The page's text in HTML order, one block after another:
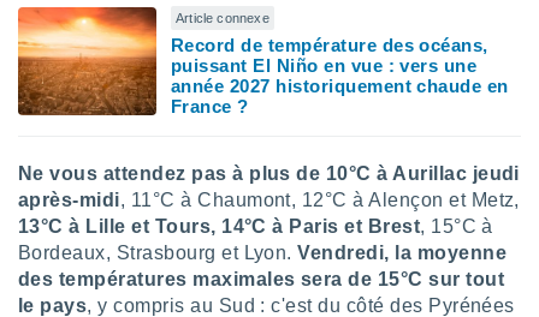
le
de
des
Article connexe
Record de température des océans,
puissant El Niño en vue : vers une
année 2027 historiquement chaude en
France ?
Ne vous attendez pas à plus de 10°C à Aurillac jeudi
après-midi, 11°C à Chaumont, 12°C à Alençon et Metz,
13°C à Lille et Tours, 14°C à Paris et Brest, 15°C à
Bordeaux, Strasbourg et Lyon.Vendredi, la moyenne
des températures maximales sera de 15°C sur tout
le pays, y compris au Sud : c'est du côté des Pyrénées